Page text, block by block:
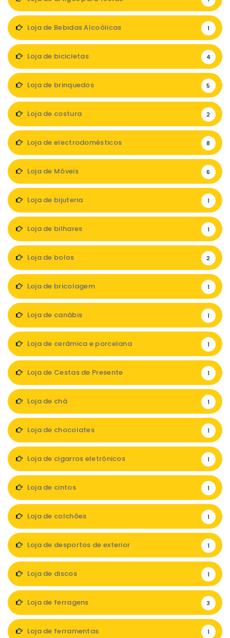
Loja de Bebidas Alcoólicas 1
Loja de bicicletas 4
Loja de brinquedos 5
Loja de costura 2
Loja de electrodomésticos 8
Loja de Móveis 6
Loja de bijuteria 1
Loja de bilhares 1
Loja de bolos 2
Loja de bricolagem 1
Loja de canábis 1
Loja de cerâmica e porcelana 1
Loja de Cestas de Presente 1
Loja de chá 1
Loja de chocolates 1
Loja de cigarros eletrónicos 1
Loja de cintos 1
Loja de colchões 1
Loja de desportos de exterior 1
Loja de discos 1
Loja de ferragens 3
Loja de ferramentas 1